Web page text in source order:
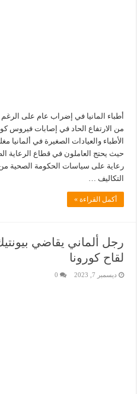
أطباء المانيا في إضراب عام على
من الارتفاع الحاد في إصابات فيروس
الأطباء والعيادات الصغيرة في
حيث يحتج العاملون في قطاع الرعاية
رعاية على سياسات الحكومة الصحية
التكاليف …
أكمل القراءة »
رجل ألماني يقاضي
لقاح كورونا
ديسمبر 7, 2023 0